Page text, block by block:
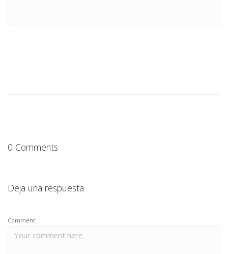
0 Comments
Deja una respuesta
Comment: